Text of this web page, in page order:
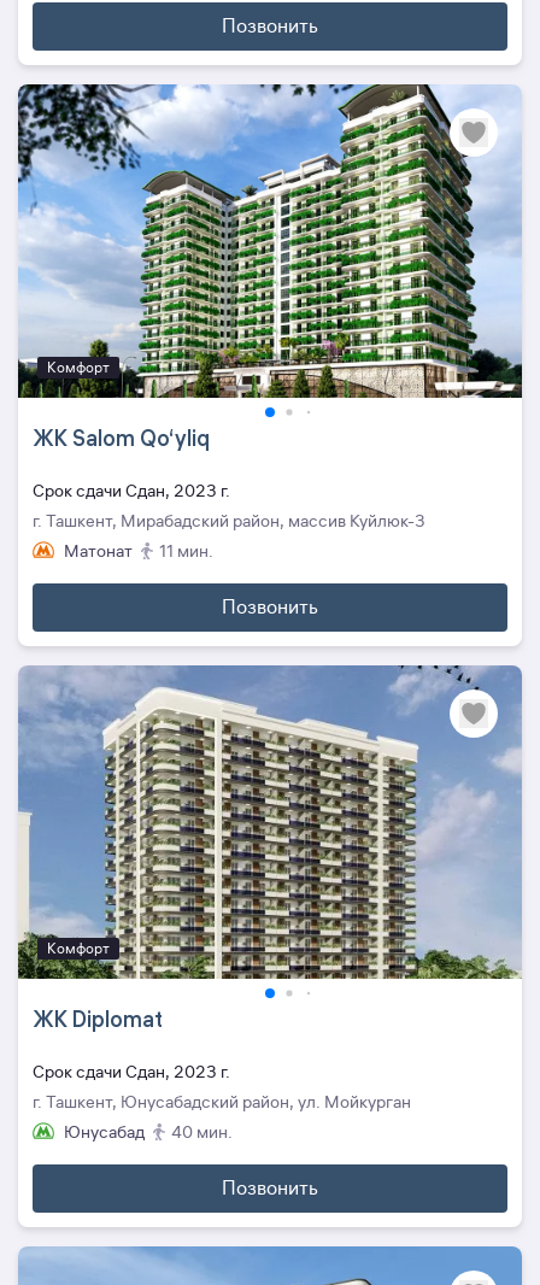
Позвонить
Комфорт
ЖК Salom Qo‘yliq
Cрок сдачи Сдан, 2023 г.
г. Ташкент, Мирабадский район, массив Куйлюк-3
Матонат
11 мин.
Позвонить
Комфорт
ЖК Diplomat
Cрок сдачи Сдан, 2023 г.
г. Ташкент, Юнусабадский район, ул. Мойкурган
Юнусабад
40 мин.
Позвонить